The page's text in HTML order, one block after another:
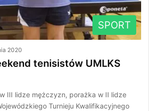
SPORT
2020
tenisistów UMLKS
III lidze mężczyzn, porażka w II lidze
Turnieju Kwalifikacyjnego